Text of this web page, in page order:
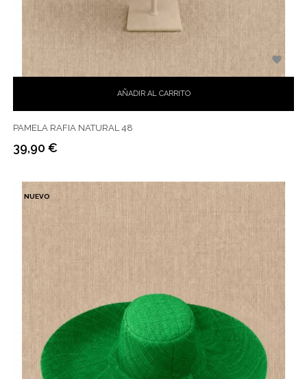
AÑADIR AL CARRITO

PAMELA RAFIA NATURAL 48
Precio
39,90 €
NUEVO